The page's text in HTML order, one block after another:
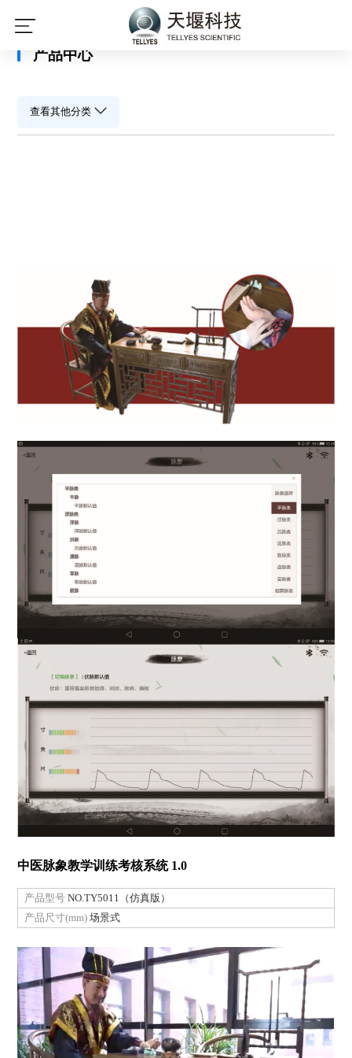
产品中心
查看其他分类
中医脉象教学训练考核系统 1.0
产品型号 NO.TY5011（仿真版）
产品尺寸(mm) 场景式